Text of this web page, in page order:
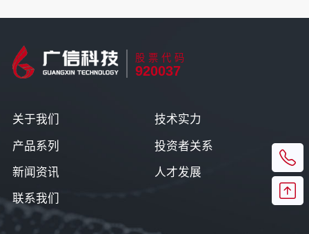
股票代码
920037
关于我们 技术实力
产品系列 投资者关系
新闻资讯 人才发展
联系我们